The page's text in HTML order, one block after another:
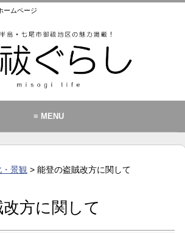
ームページ
≡ MENU
カレンダー
景観 > 能登の盗賊改方に関して
方に関して